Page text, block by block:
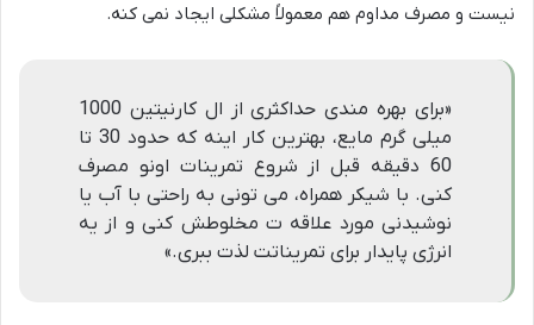
نیست و مصرف مداوم هم معمولاً مشکلی ایجاد نمی کنه.
«برای بهره مندی حداکثری از ال کارنیتین 1000
میلی گرم مایع، بهترین کار اینه که حدود 30 تا
60 دقیقه قبل از شروع تمرینات اونو مصرف
کنی. با شیکر همراه، می تونی به راحتی با آب یا
نوشیدنی مورد علاقه ت مخلوطش کنی و از یه
انرژی پایدار برای تمریناتت لذت ببری.»